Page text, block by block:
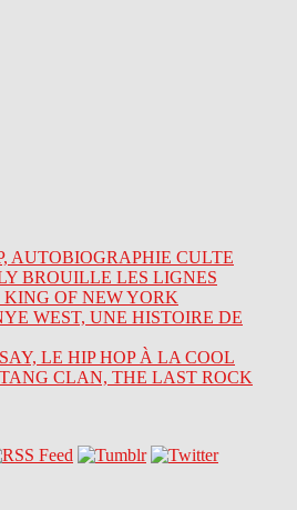
AUTOBIOGRAPHIE CULTE
BROUILLE LES LIGNES
KING OF NEW YORK
WEST, UNE HISTOIRE DE
LE HIP HOP À LA COOL
CLAN, THE LAST ROCK